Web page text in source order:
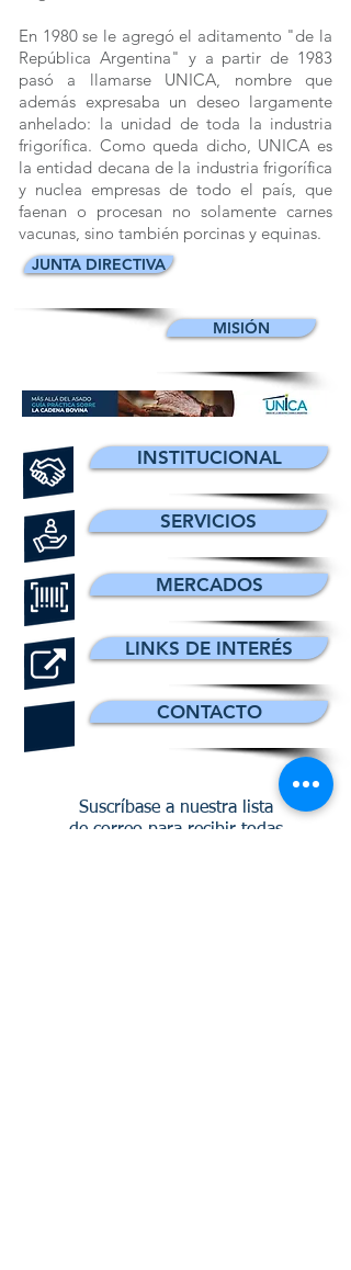
En 1980 se le agregó el aditamento "de la
República Argentina" y a partir de 1983
pasó a llamarse UNICA, nombre que
además expresaba un deseo largamente
anhelado: la unidad de toda la industria
frigorífica. Como queda dicho, UNICA es
la entidad decana de la industria frigorífica
y nuclea empresas de todo el país, que
faenan o procesan no solamente carnes
vacunas, sino también porcinas y equinas.
JUNTA DIRECTIVA
MISIÓN
INSTITUCIONAL
SERVICIOS
MERCADOS
LINKS DE INTERÉS
CONTACTO
Suscríbase a nuestra lista
de correo para recibir todas